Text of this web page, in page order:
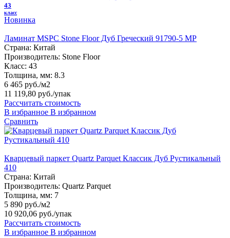
43
класс
Новинка
Ламинат MSPC Stone Floor Дуб Греческий 91790-5 MP
Страна: Китай
Производитель: Stone Floor
Класс: 43
Толщина, мм: 8.3
6 465 руб./м2
11 119,80 руб./упак
Рассчитать стоимость
В избранное В избранном
Сравнить
Кварцевый паркет Quartz Parquet Классик Дуб Рустикальный
410
Страна: Китай
Производитель: Quartz Parquet
Толщина, мм: 7
5 890 руб./м2
10 920,06 руб./упак
Рассчитать стоимость
В избранное В избранном